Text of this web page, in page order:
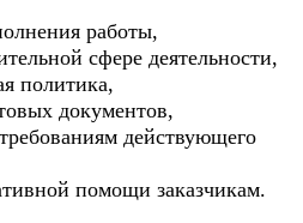
работы,
сфере деятельности,
политика,
документов,
действующего
помощи заказчикам.